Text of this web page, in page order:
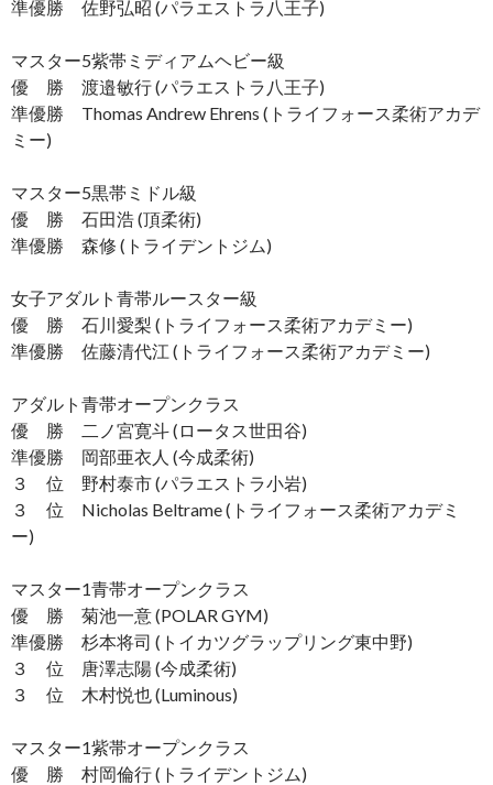
準優勝 佐野弘昭 (パラエストラ八王子)
マスター5紫帯ミディアムヘビー級
優 勝 渡邉敏行 (パラエストラ八王子)
準優勝 Thomas Andrew Ehrens (トライフォース柔術アカデ
ミー)
マスター5黒帯ミドル級
優 勝 石田浩 (頂柔術)
準優勝 森修 (トライデントジム)
女子アダルト青帯ルースター級
優 勝 石川愛梨 (トライフォース柔術アカデミー)
準優勝 佐藤清代江 (トライフォース柔術アカデミー)
アダルト青帯オープンクラス
優 勝 二ノ宮寛斗 (ロータス世田谷)
準優勝 岡部亜衣人 (今成柔術)
３ 位 野村泰市 (パラエストラ小岩)
３ 位 Nicholas Beltrame (トライフォース柔術アカデミ
ー)
マスター1青帯オープンクラス
優 勝 菊池一意 (POLAR GYM)
準優勝 杉本将司 (トイカツグラップリング東中野)
３ 位 唐澤志陽 (今成柔術)
３ 位 木村悦也 (Luminous)
マスター1紫帯オープンクラス
優 勝 村岡倫行 (トライデントジム)